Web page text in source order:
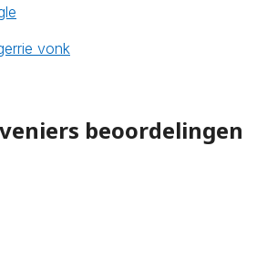
vonk
beoordelingen